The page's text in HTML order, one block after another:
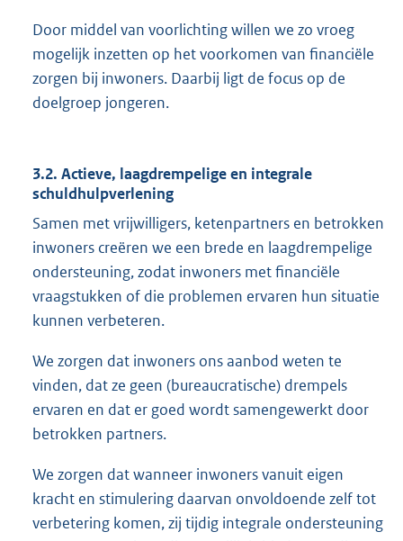
Door middel van voorlichting willen we zo vroeg
mogelijk inzetten op het voorkomen van financiële
zorgen bij inwoners. Daarbij ligt de focus op de
doelgroep jongeren.
3.2. Actieve, laagdrempelige en integrale
schuldhulpverlening
Samen met vrijwilligers, ketenpartners en betrokken
inwoners creëren we een brede en laagdrempelige
ondersteuning, zodat inwoners met financiële
vraagstukken of die problemen ervaren hun situatie
kunnen verbeteren.
We zorgen dat inwoners ons aanbod weten te
vinden, dat ze geen (bureaucratische) drempels
ervaren en dat er goed wordt samengewerkt door
betrokken partners.
We zorgen dat wanneer inwoners vanuit eigen
kracht en stimulering daarvan onvoldoende zelf tot
verbetering komen, zij tijdig integrale ondersteuning